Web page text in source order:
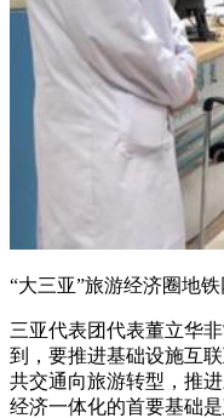
“大三亚”旅游经济圈地
三亚代表团代表董立华
到，要推进基础设施互
共交通向旅游转型，推
经济一体化的首要基础